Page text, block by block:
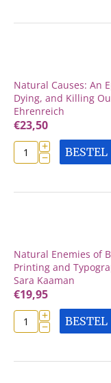
Natural Causes: An
Dying, and Killing
Ehrenreich
€23,50
+
− BESTEL
Natural Enemies of
Printing and
Sara Kaaman
€19,95
+
− BESTEL